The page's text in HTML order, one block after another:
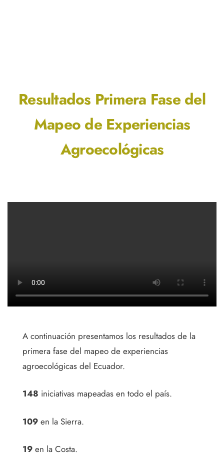
Resultados Primera Fase del
Mapeo de Experiencias
Agroecológicas
A continuación presentamos los resultados de la
primera fase del mapeo de experiencias
agroecológicas del Ecuador.
148 iniciativas mapeadas en todo el país.
109 en la Sierra.
19 en la Costa.